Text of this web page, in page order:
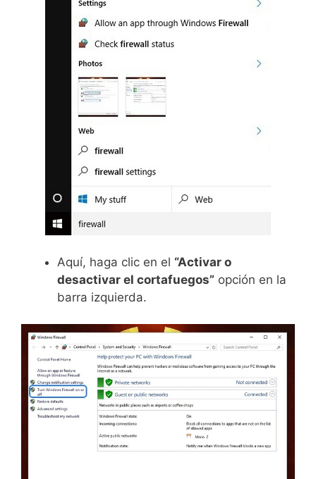
Aquí, haga clic en el “Activar o
desactivar el cortafuegos” opción en la
barra izquierda.